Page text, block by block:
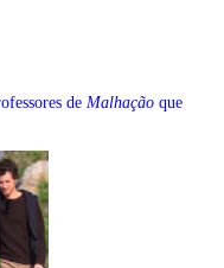
de Malhação que